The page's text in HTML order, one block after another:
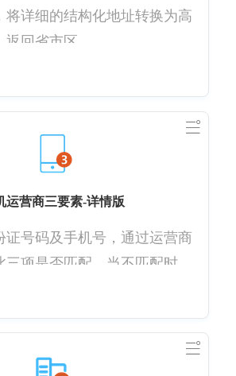
将详细的结构化地址转换为高
回省市区。
运营商三要素-详情版
证号码及手机号，通过运营商
项是否匹配，当不匹配时，
版会返回具体原因，如: (1)
后重试 更新周期：3-5个工作